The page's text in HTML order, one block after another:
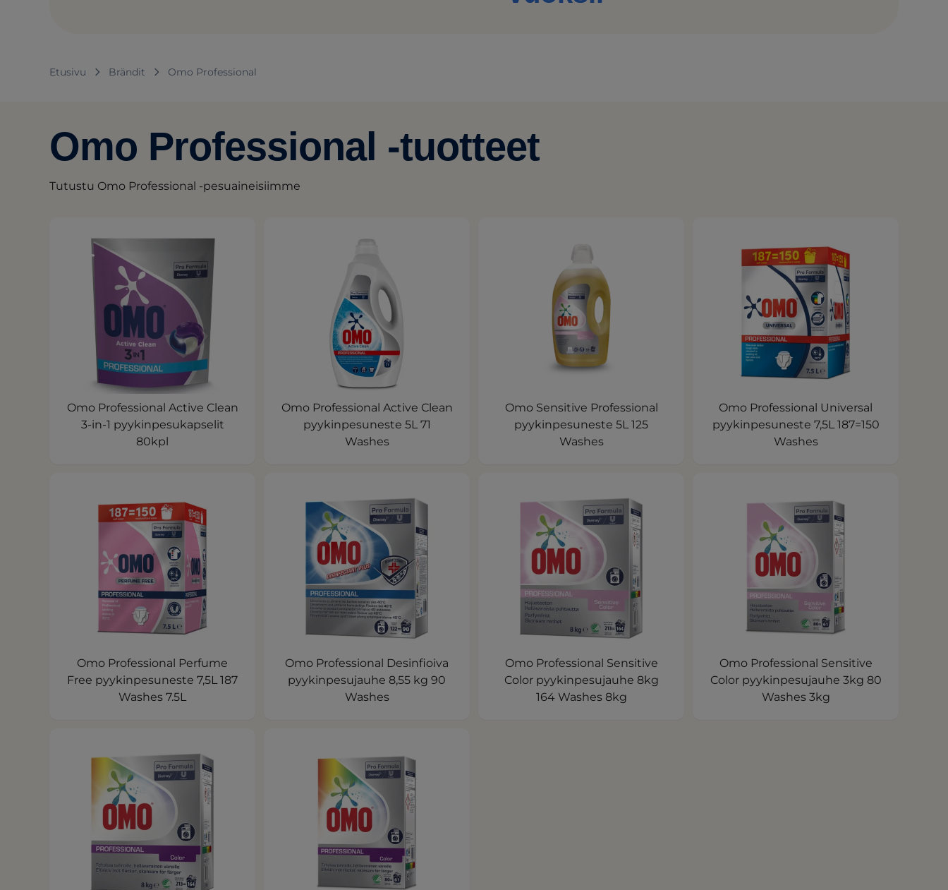
Etusivu Brändit Omo Professional
Omo Professional -tuotteet
Tutustu Omo Professional -pesuaineisiimme
Omo Professional Active Clean
3-in-1 pyykinpesukapselit
80kpl
Omo Professional Active Clean
pyykinpesuneste 5L 71
Washes
Omo Sensitive Professional
pyykinpesuneste 5L 125
Washes
Omo Professional Universal
pyykinpesuneste 7,5L 187=150
Washes
Omo Professional Perfume
Free pyykinpesuneste 7,5L 187
Washes 7.5L
Omo Professional Desinfioiva
pyykinpesujauhe 8,55 kg 90
Washes
Omo Professional Sensitive
Color pyykinpesujauhe 8kg
164 Washes 8kg
Omo Professional Sensitive
Color pyykinpesujauhe 3kg 80
Washes 3kg